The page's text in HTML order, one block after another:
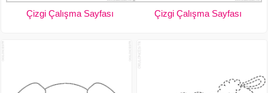
Çizgi Çalışma Sayfası Çizgi Çalışma Sayfası